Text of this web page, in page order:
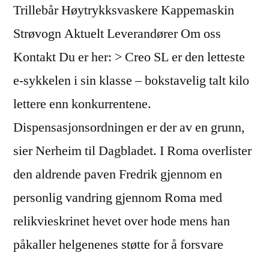
Trillebår Høytrykksvaskere Kappemaskin
Strøvogn Aktuelt Leverandører Om oss
Kontakt Du er her: > Creo SL er den letteste
e-sykkelen i sin klasse – bokstavelig talt kilo
lettere enn konkurrentene.
Dispensasjonsordningen er der av en grunn,
sier Nerheim til Dagbladet. I Roma overlister
den aldrende paven Fredrik gjennom en
personlig vandring gjennom Roma med
relikvieskrinet hevet over hode mens han
påkaller helgenenes støtte for å forsvare